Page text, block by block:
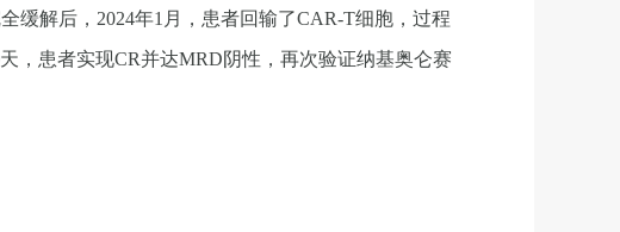
缓解后，2024年1月，患者回输了CAR-T细胞，过程
，患者实现CR并达MRD阴性，再次验证纳基奥仑赛